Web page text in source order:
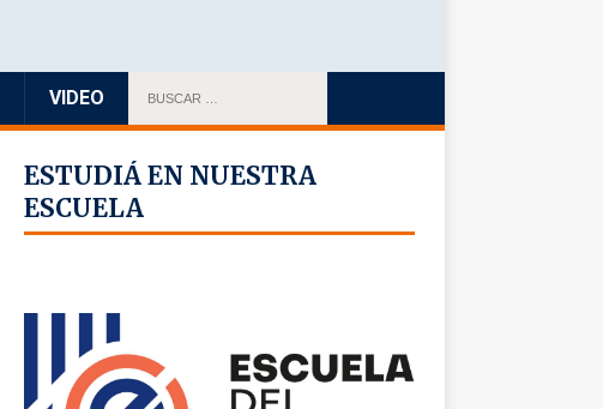
VIDEO
ESTUDIÁ EN NUESTRA
ESCUELA